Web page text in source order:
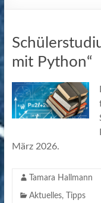
mit Python“
März 2026.
Tamara Hallmann
Aktuelles, Tipps